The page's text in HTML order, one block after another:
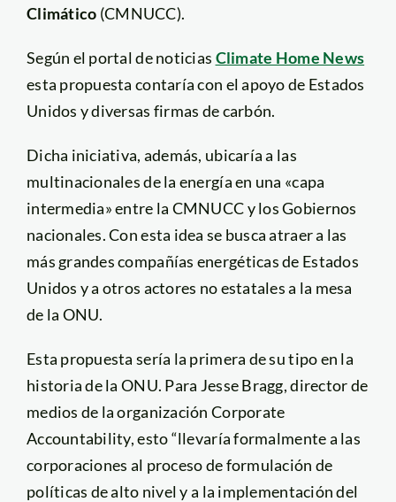
Climático (CMNUCC).
Según el portal de noticias Climate Home News
esta propuesta contaría con el apoyo de Estados
Unidos y diversas firmas de carbón.
Dicha iniciativa, además, ubicaría a las
multinacionales de la energía en una «capa
intermedia» entre la CMNUCC y los Gobiernos
nacionales. Con esta idea se busca atraer a las
más grandes compañías energéticas de Estados
Unidos y a otros actores no estatales a la mesa
de la ONU.
Esta propuesta sería la primera de su tipo en la
historia de la ONU. Para Jesse Bragg, director de
medios de la organización Corporate
Accountability, esto “llevaría formalmente a las
corporaciones al proceso de formulación de
políticas de alto nivel y a la implementación del